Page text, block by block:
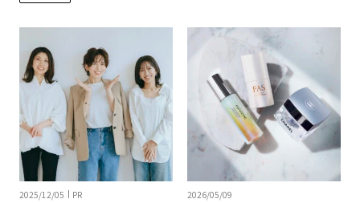
2025/12/05 PR 2026/05/09